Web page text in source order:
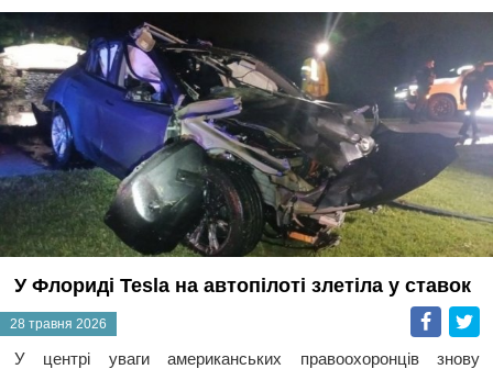
У Флориді Tesla на автопілоті злетіла у ставок
28 травня 2026
У центрі уваги американських правоохоронців знову